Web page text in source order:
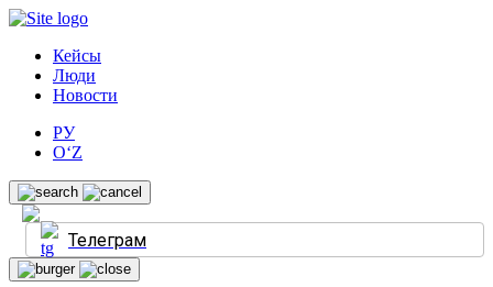
Кейсы
Люди
Новости
РУ
O‘Z
Телеграм